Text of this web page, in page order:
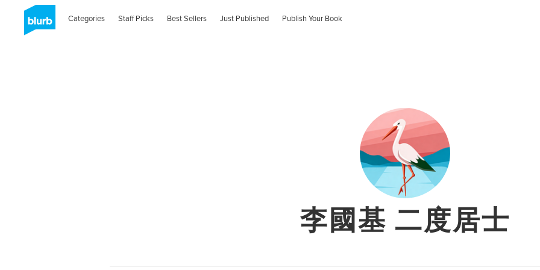
Categories Staff Picks Best Sellers Just Published Publish Your Book
李國基 二度居士